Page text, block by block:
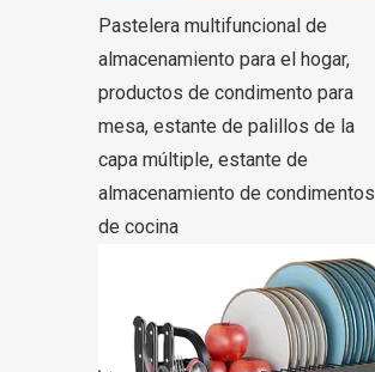
Pastelera multifuncional de
almacenamiento para el hogar,
productos de condimento para
mesa, estante de palillos de la
capa múltiple, estante de
almacenamiento de condimentos
de cocina